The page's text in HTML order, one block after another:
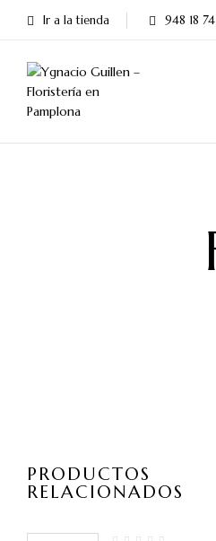
Ir a la tienda 948 18
PRODUCTOS
RELACIONADOS